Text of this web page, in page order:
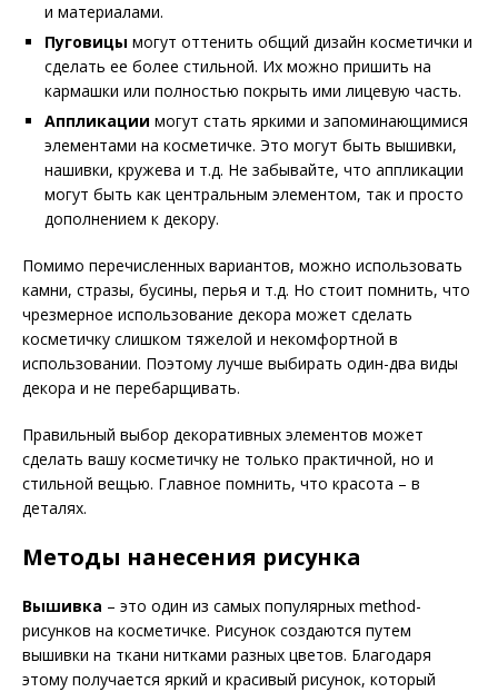
и материалами.
Пуговицы могут оттенить общий дизайн косметички и
сделать ее более стильной. Их можно пришить на
кармашки или полностью покрыть ими лицевую часть.
Аппликации могут стать яркими и запоминающимися
элементами на косметичке. Это могут быть вышивки,
нашивки, кружева и т.д. Не забывайте, что аппликации
могут быть как центральным элементом, так и просто
дополнением к декору.
Помимо перечисленных вариантов, можно использовать
камни, стразы, бусины, перья и т.д. Но стоит помнить, что
чрезмерное использование декора может сделать
косметичку слишком тяжелой и некомфортной в
использовании. Поэтому лучше выбирать один-два виды
декора и не перебарщивать.
Правильный выбор декоративных элементов может
сделать вашу косметичку не только практичной, но и
стильной вещью. Главное помнить, что красота – в
деталях.
Методы нанесения рисунка
Вышивка – это один из самых популярных method-
рисунков на косметичке. Рисунок создаются путем
вышивки на ткани нитками разных цветов. Благодаря
этому получается яркий и красивый рисунок, который